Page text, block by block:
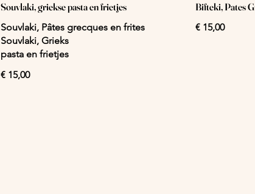
Souvlaki, griekse pasta en frietjes
Souvlaki, Pâtes grecques en frites
Souvlaki, Grieks
pasta en frietjes
€ 15,00
Bifteki, Pates
€ 15,00